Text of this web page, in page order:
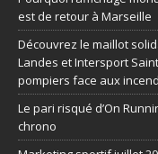
est de retour à Marseille
Découvrez le maillot
Landes et Intersport
pompiers face aux
Le pari risqué d’On
chrono